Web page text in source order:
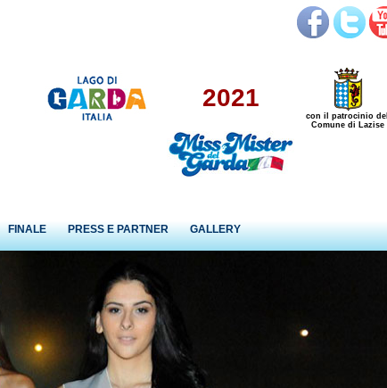
2021
con il patrocinio del
Comune di Lazise
FINALE PRESS E PARTNER GALLERY